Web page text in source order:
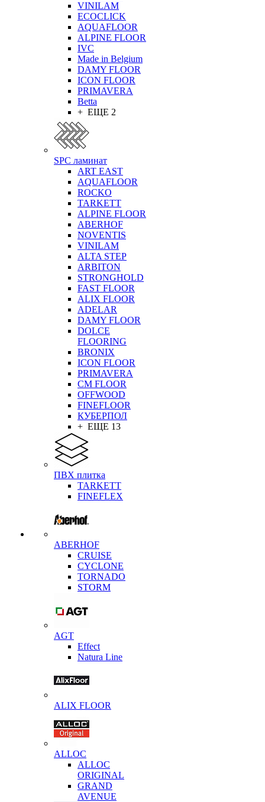
VINILAM
ECOCLICK
AQUAFLOOR
ALPINE FLOOR
IVC
Made in Belgium
DAMY FLOOR
ICON FLOOR
PRIMAVERA
Betta
+ ЕЩЕ 2
SPC ламинат
ART EAST
AQUAFLOOR
ROCKO
TARKETT
ALPINE FLOOR
ABERHOF
NOVENTIS
VINILAM
ALTA STEP
ARBITON
STRONGHOLD
FAST FLOOR
ALIX FLOOR
ADELAR
DAMY FLOOR
DOLCE
FLOORING
BRONIX
ICON FLOOR
PRIMAVERA
CM FLOOR
OFFWOOD
FINEFLOOR
КУБЕРПОЛ
+ ЕЩЕ 13
ПВХ плитка
TARKETT
FINEFLEX
ABERHOF
CRUISE
CYCLONE
TORNADO
STORM
AGT
Effect
Natura Line
ALIX FLOOR
ALLOC
ALLOC
ORIGINAL
GRAND
AVENUE